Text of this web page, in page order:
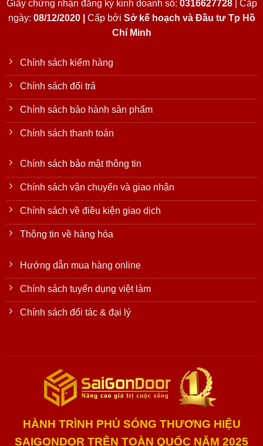
Giấy chứng nhận đăng ký kinh doanh số: 0316627728| Cấp
ngày: 08/12/2020 | Cấp bởi Sở kế hoạch và Đầu tư Tp Hồ
Chí Minh
Chính sách kiểm hàng
Chính sách đổi trả
Chính sách bảo hành sản phẩm
Chính sách thanh toán
Chính sách bảo mật thông tin
Chính sách vận chuyển và giao nhận
Chính sách về điều kiện giao dịch
Thông tin về hàng hóa
Hướng dẫn mua hàng online
Chính sách tuyển dụng việt làm
Chính sách đối tác & đại lý
HÀNH TRÌNH PHỦ SÓNG THƯƠNG HIỆU
SAIGONDOR TRÊN TOÀN QUỐC NĂM 2025